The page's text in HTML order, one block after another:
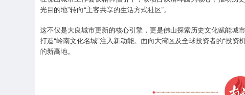
光目的地”转向“主客共享的生活方式社区”。
这不仅是大良城市更新的核心引擎，更是佛山探索历史文化赋能城
打造“岭南文化名城”注入新动能。面向大湾区及全球投资者的“投
的新高地。